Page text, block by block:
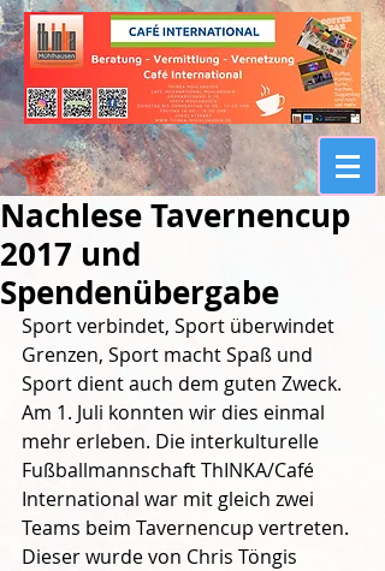
Nachlese Tavernencup
2017 und
Spendenübergabe
Sport verbindet, Sport überwindet
Grenzen, Sport macht Spaß und
Sport dient auch dem guten Zweck.
Am 1. Juli konnten wir dies einmal
mehr erleben. Die interkulturelle
Fußballmannschaft ThINKA/Café
International war mit gleich zwei
Teams beim Tavernencup vertreten.
Dieser wurde von Chris Töngis